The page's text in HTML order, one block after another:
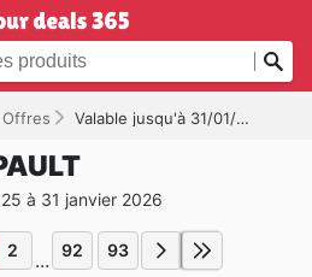
Offres Valable jusqu'à 31/01/2026
à 31 janvier 2026
2 ... 92 93